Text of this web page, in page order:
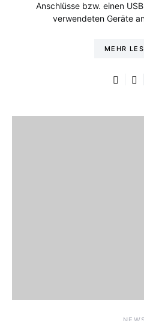
Anschlüsse bzw. einen
verwendeten Geräte
MEHR